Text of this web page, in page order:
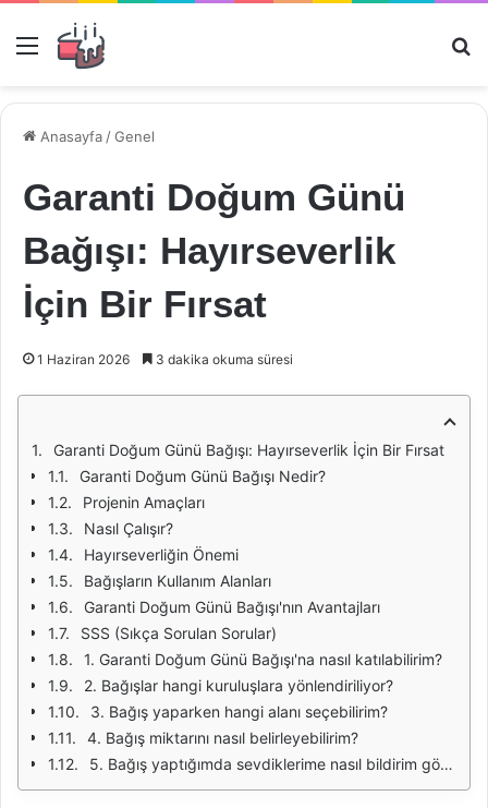
Menü
Anasayfa /Genel
Garanti Doğum Günü
Bağışı: Hayırseverlik
İçin Bir Fırsat
1 Haziran 2026 3 dakika okuma süresi
Garanti Doğum Günü Bağışı: Hayırseverlik İçin Bir Fırsat
Garanti Doğum Günü Bağışı Nedir?
Projenin Amaçları
Nasıl Çalışır?
Hayırseverliğin Önemi
Bağışların Kullanım Alanları
Garanti Doğum Günü Bağışı'nın Avantajları
SSS (Sıkça Sorulan Sorular)
1. Garanti Doğum Günü Bağışı'na nasıl katılabilirim?
2. Bağışlar hangi kuruluşlara yönlendiriliyor?
3. Bağış yaparken hangi alanı seçebilirim?
4. Bağış miktarını nasıl belirleyebilirim?
5. Bağış yaptığımda sevdiklerime nasıl bildirim gönderebilirim?